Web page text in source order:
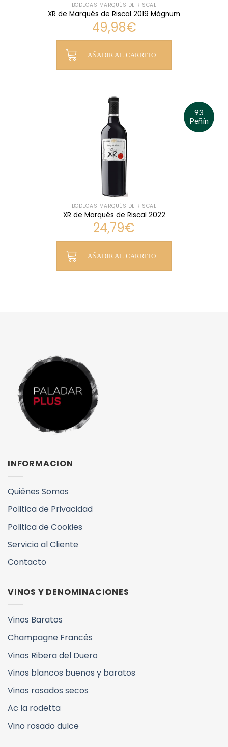
BODEGAS MARQUÉS DE RISCAL
XR de Marqués de Riscal 2019 Mágnum
49,98€
AÑADIR AL CARRITO
93
Peñín
BODEGAS MARQUÉS DE RISCAL
XR de Marqués de Riscal 2022
24,79€
AÑADIR AL CARRITO
INFORMACION
Quiénes Somos
Politica de Privacidad
Politica de Cookies
Servicio al Cliente
Contacto
VINOS Y DENOMINACIONES
Vinos Baratos
Champagne Francés
Vinos Ribera del Duero
Vinos blancos buenos y baratos
Vinos rosados secos
Ac la rodetta
Vino rosado dulce